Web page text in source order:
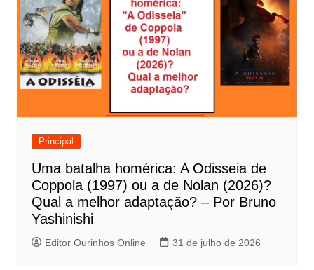
a
ç
ã
o
d
Principal
Uma batalha homérica: A Odisseia de
Coppola (1997) ou a de Nolan (2026)?
Qual a melhor adaptação? – Por Bruno
Yashinishi
Editor Ourinhos Online 31 de julho de 2026